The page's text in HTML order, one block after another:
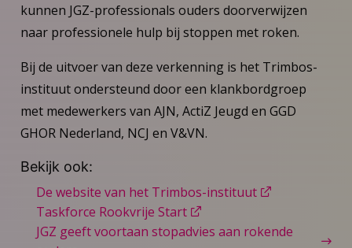
kunnen JGZ-professionals ouders doorverwijzen
naar professionele hulp bij stoppen met roken.
Bij de uitvoer van deze verkenning is het Trimbos-
instituut ondersteund door een klankbordgroep
met medewerkers van AJN, ActiZ Jeugd en GGD
GHOR Nederland, NCJ en V&VN.
Bekijk ook:
De website van het Trimbos-instituut
Taskforce Rookvrije Start
JGZ geeft voortaan stopadvies aan rokende